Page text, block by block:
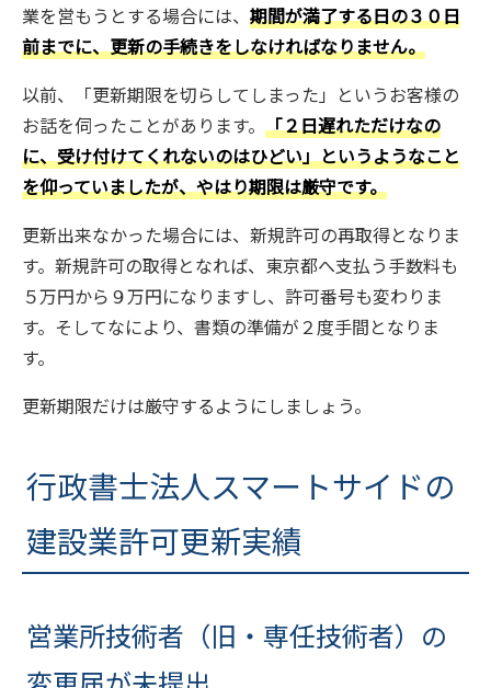
業を営もうとする場合には、 期間が満了する日の３０日
前までに、更新の手続きをしなければなりません。
以前、「更新期限を切らしてしまった」というお客様の
お話を伺ったことがあります。 「２日遅れただけなの
に、受け付けてくれないのはひどい」というようなこと
を仰っていましたが、やはり期限は厳守です。
更新出来なかった場合には、新規許可の再取得となりま
す。新規許可の取得となれば、東京都へ支払う手数料も
５万円から９万円になりますし、許可番号も変わりま
す。そしてなにより、書類の準備が２度手間となりま
す。
更新期限だけは厳守するようにしましょう。
行政書士法人スマートサイドの
建設業許可更新実績
営業所技術者（旧・専任技術者）の